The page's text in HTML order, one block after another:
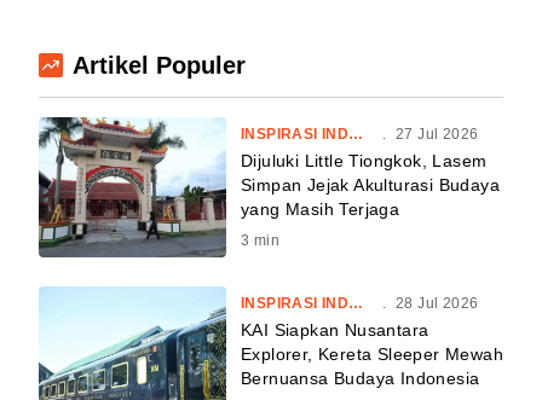
Artikel Populer
INSPIRASI INDONESIA . 27 Jul 2026
Dijuluki Little Tiongkok, Lasem
Simpan Jejak Akulturasi Budaya
yang Masih Terjaga
3 min
INSPIRASI INDONESIA . 28 Jul 2026
KAI Siapkan Nusantara
Explorer, Kereta Sleeper Mewah
Bernuansa Budaya Indonesia